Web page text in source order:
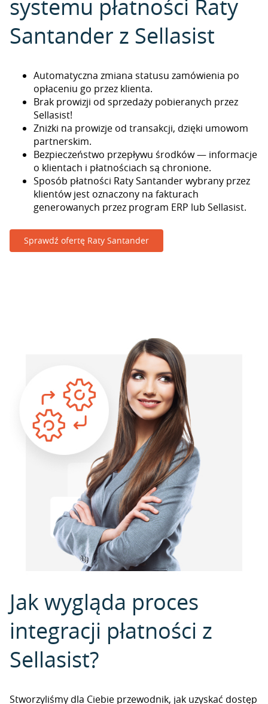
systemu płatności Raty
Santander z Sellasist
Automatyczna zmiana statusu zamówienia po
opłaceniu go przez klienta.
Brak prowizji od sprzedaży pobieranych przez
Sellasist!
Zniżki na prowizje od transakcji, dzięki umowom
partnerskim.
Bezpieczeństwo przepływu środków — informacje
o klientach i płatnościach są chronione.
Sposób płatności Raty Santander wybrany przez
klientów jest oznaczony na fakturach
generowanych przez program ERP lub Sellasist.
Sprawdź ofertę Raty Santander
Jak wygląda proces
integracji płatności z
Sellasist?
Stworzyliśmy dla Ciebie przewodnik, jak uzyskać dostęp